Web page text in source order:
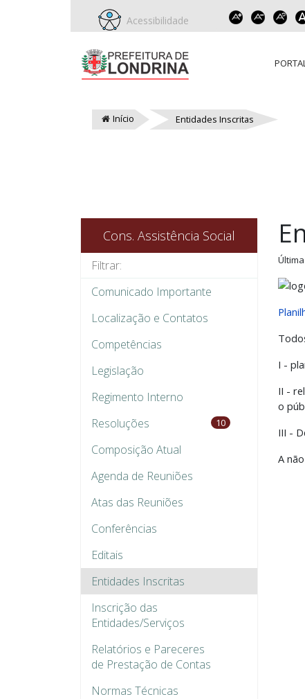
Acessibilidade
Início Entidades Inscritas
Cons. Assistência Social
Comunicado Importante
Localização e Contatos
Competências
Legislação
Regimento Interno
Resoluções
10
Composição Atual
Agenda de Reuniões
Atas das Reuniões
Conferências
Editais
Entidades Inscritas
Inscrição das
Entidades/Serviços
Relatórios e Pareceres
de Prestação de Contas
Normas Técnicas
I -
II -
o
III -
A